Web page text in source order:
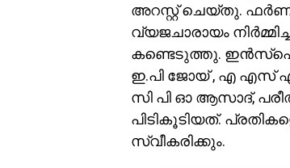
അറസ്റ്റ് ചെയ്‌തു.
വ്യജചാരായം
കണ്ടെടുത്തു.
ഇ.പി ജോയ് , എ എസ് എ
സി പി ഓ ആസാദ്,
പിടികൂടിയത്.
സ്വീകരിക്കും.